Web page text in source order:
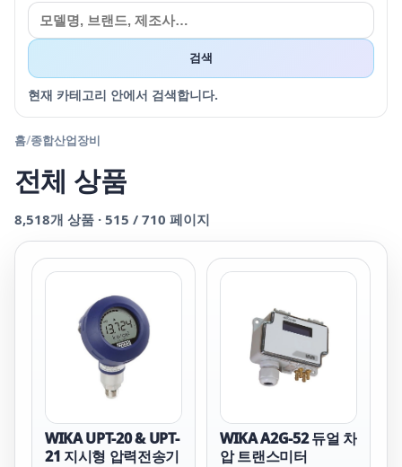
검색
현재 카테고리 안에서 검색합니다.
홈/종합산업장비
전체 상품
8,518개 상품 · 515 / 710 페이지
WIKA UPT-20 & UPT-
21 지시형 압력전송기
WIKA A2G-52 듀얼 차
압 트랜스미터